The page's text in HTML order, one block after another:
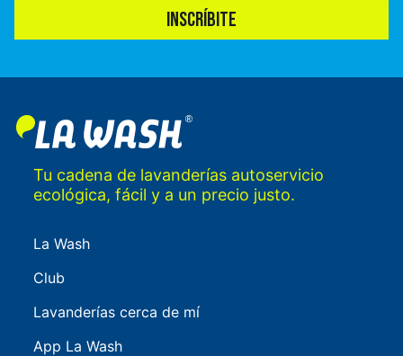
INSCRÍBITE
Tu cadena de lavanderías autoservicio
ecológica, fácil y a un precio justo.
La Wash
Club
Lavanderías cerca de mí
App La Wash